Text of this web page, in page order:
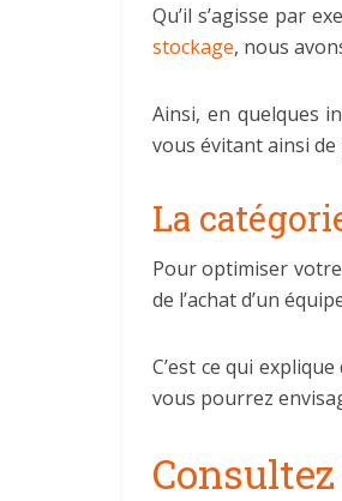
Qu’il s’agisse par
stockage, nous
Ainsi, en quelques
vous évitant ainsi de
La
Pour optimiser
de l’achat d’un
C’est ce qui
vous pourrez